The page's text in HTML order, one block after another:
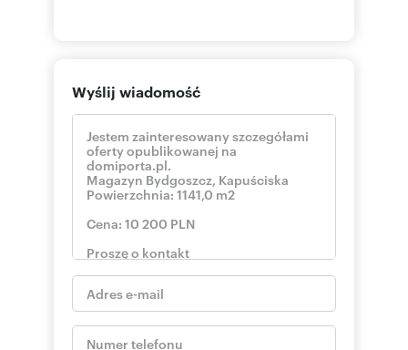
Wyślij wiadomość